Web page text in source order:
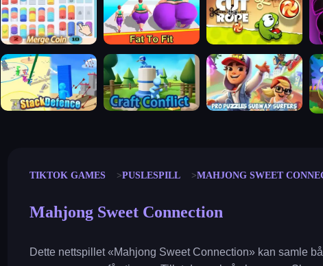
stack defence craft conflict subway surfers
TIKTOK GAMES PUSLESPILL MAHJONG SWEET
Mahjong Sweet Connection
Dette nettspillet «Mahjong Sweet Connection» kan samle